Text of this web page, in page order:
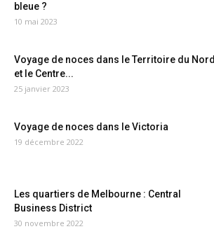
bleue ?
10 mai 2023
Voyage de noces dans le Territoire du Nord
et le Centre...
25 janvier 2023
Voyage de noces dans le Victoria
19 décembre 2022
Les quartiers de Melbourne : Central
Business District
30 novembre 2022